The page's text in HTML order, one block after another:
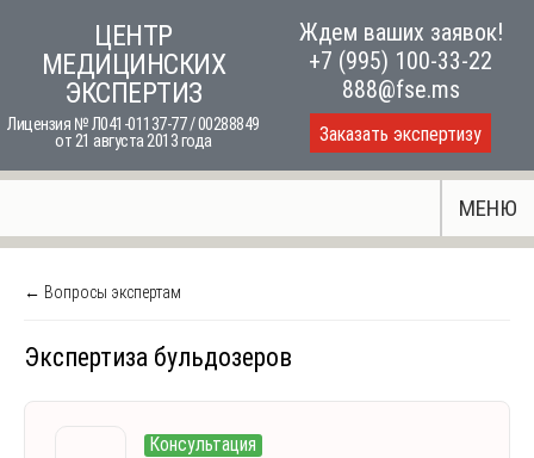
content
ЦЕНТР
МЕДИЦИНСКИХ
ЭКСПЕРТИЗ
Лицензия № Л041-01137-77 / 00288849
от 21 августа 2013 года
Ждем ваших заявок!
+7 (995) 100-33-22
888@fse.ms
Заказать экспертизу
МЕНЮ
← Вопросы экспертам
Экспертиза бульдозеров
Консультация